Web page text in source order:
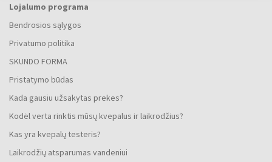
Lojalumo programa
Bendrosios sąlygos
Privatumo politika
SKUNDO FORMA
Pristatymo būdas
Kada gausiu užsakytas prekes?
Kodėl verta rinktis mūsų kvepalus ir laikrodžius?
Kas yra kvepalų testeris?
Laikrodžių atsparumas vandeniui